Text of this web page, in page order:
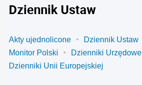
Dziennik Ustaw
Akty ujednolicone
Dziennik Ustaw
Monitor Polski
Dzienniki Urzędowe
Dzienniki Unii Europejskiej